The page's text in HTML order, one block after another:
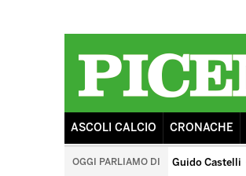
ASCOLI CALCIO CRONACHE
OGGI PARLIAMO DI Guido Castelli